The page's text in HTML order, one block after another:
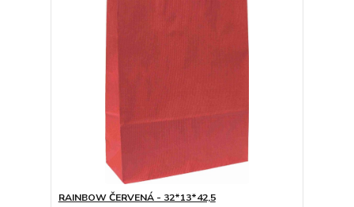
RAINBOW ČERVENÁ - 32*13*42,5